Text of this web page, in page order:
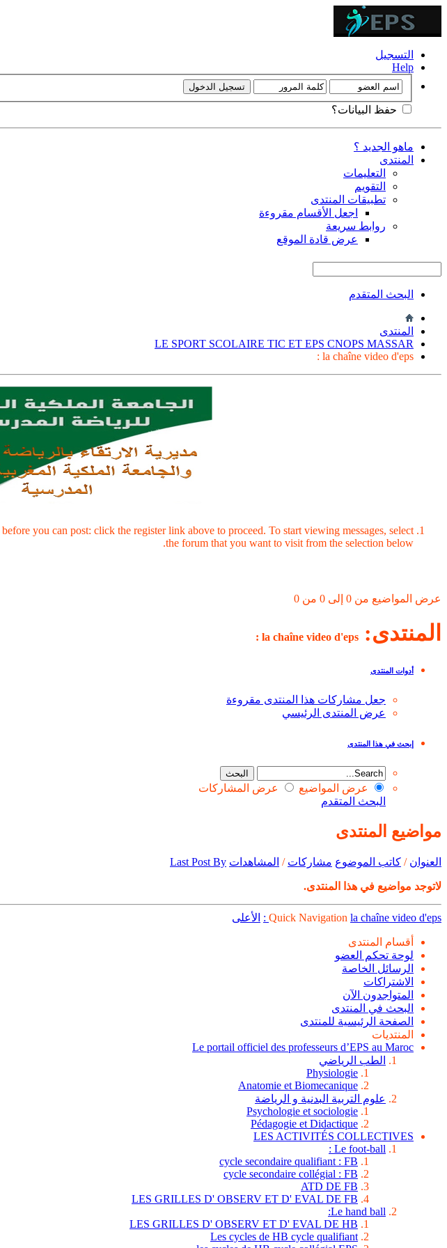
التسجيل
Help
حفظ البيانات؟
ماهو الجديد ؟
المنتدى
التعليمات
التقويم
تطبيقات المنتدى
اجعل الأقسام مقروءة
روابط سريعة
عرض قادة الموقع
البحث المتقدم
المنتدى
LE SPORT SCOLAIRE TIC ET EPS CNOPS MASSAR
la chaîne video d'eps :
before you can post: click the register link above to proceed. To start viewing messages, select
the forum that you want to visit from the selection below.
عرض المواضيع من 0 إلى 0 من 0
المنتدى: la chaîne video d'eps :
أدوات المنتدى
جعل مشاركات هذا المنتدى مقروءة
عرض المنتدى الرئيسي
إبحث في هذا المنتدى
عرض المواضيع
عرض المشاركات
البحث المتقدم
مواضيع المنتدى
العنوان / كاتب الموضوع مشاركات / المشاهدات Last Post By
لاتوجد مواضيع في هذا المنتدى.
Quick Navigation la chaîne video d'eps : الأعلى
أقسام المنتدى
لوحة تحكم العضو
الرسائل الخاصة
الاشتراكات
المتواجدون الآن
البحث في المنتدى
الصفحة الرئيسية للمنتدى
المنتديات
Le portail officiel des professeurs d’EPS au Maroc
الطب الرياضي
Physiologie
Anatomie et Biomecanique
علوم التربية البدنية و الرياضة
Psychologie et sociologie
Pédagogie et Didactique
LES ACTIVITÉS COLLECTIVES
Le foot-ball :
cycle secondaire qualifiant : FB
cycle secondaire collégial : FB
ATD DE FB
LES GRILLES D' OBSERV ET D' EVAL DE FB
Le hand ball:
LES GRILLES D' OBSERV ET D' EVAL DE HB
Les cycles de HB cycle qualifiant